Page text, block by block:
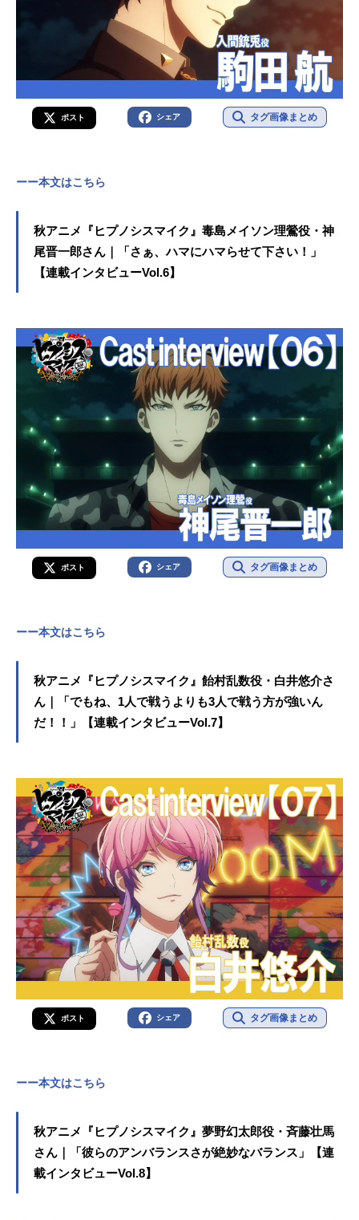
ポスト シェア タグ画像まとめ
ーー本文はこちら
秋アニメ『ヒプノシスマイク』毒島メイソン理鶯役・神
尾晋一郎さん｜「さぁ、ハマにハマらせて下さい！」
【連載インタビューVol.6】
ポスト シェア タグ画像まとめ
ーー本文はこちら
秋アニメ『ヒプノシスマイク』飴村乱数役・白井悠介さ
ん｜「でもね、1人で戦うよりも3人で戦う方が強いん
だ！！」【連載インタビューVol.7】
ポスト シェア タグ画像まとめ
ーー本文はこちら
秋アニメ『ヒプノシスマイク』夢野幻太郎役・斉藤壮馬
さん｜「彼らのアンバランスさが絶妙なバランス」【連
載インタビューVol.8】